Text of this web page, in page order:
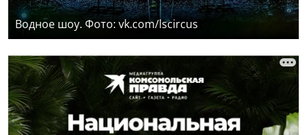
Водное шоу. Фото: vk.com/lscircus